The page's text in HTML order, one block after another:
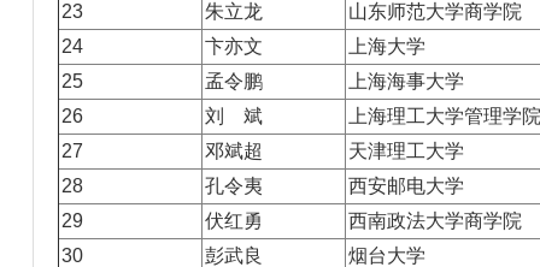
23
朱立龙
山东师范大学商学院
24
卞亦文
上海大学
25
孟令鹏
上海海事大学
26
刘 斌
上海理工大学管理学院
27
邓斌超
天津理工大学
28
孔令夷
西安邮电大学
29
伏红勇
西南政法大学商学院
30
彭武良
烟台大学